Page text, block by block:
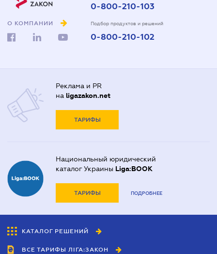
О КОМПАНИИ
0-800-210-103
Подбор продуктов и решений
0-800-210-102
Реклама и PR
на ligazakon.net
ТАРИФЫ
Национальный юридический
каталог Украины Liga:BOOK
ТАРИФЫ ПОДРОБНЕЕ
КАТАЛОГ РЕШЕНИЙ
ВСЕ ТАРИФЫ ЛІГА:ЗАКОН